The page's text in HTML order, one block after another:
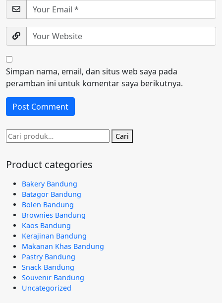
Simpan nama, email, dan situs web saya pada
peramban ini untuk komentar saya berikutnya.
Pencarian
untuk:
Cari
Product categories
Bakery Bandung
Batagor Bandung
Bolen Bandung
Brownies Bandung
Kaos Bandung
Kerajinan Bandung
Makanan Khas Bandung
Pastry Bandung
Snack Bandung
Souvenir Bandung
Uncategorized